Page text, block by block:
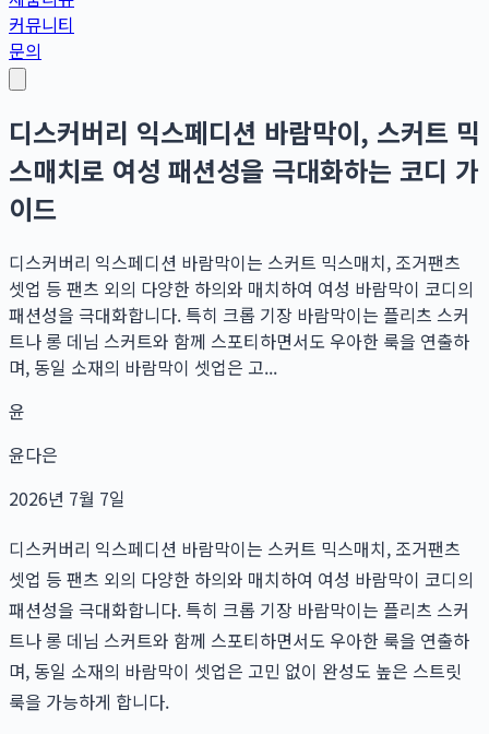
커뮤니티
문의
디스커버리 익스페디션 바람막이, 스커트 믹
스매치로 여성 패션성을 극대화하는 코디 가
이드
디스커버리 익스페디션 바람막이는 스커트 믹스매치, 조거팬츠
셋업 등 팬츠 외의 다양한 하의와 매치하여 여성 바람막이 코디의
패션성을 극대화합니다. 특히 크롭 기장 바람막이는 플리츠 스커
트나 롱 데님 스커트와 함께 스포티하면서도 우아한 룩을 연출하
며, 동일 소재의 바람막이 셋업은 고...
윤
윤다은
2026년 7월 7일
디스커버리 익스페디션 바람막이는 스커트 믹스매치, 조거팬츠
셋업 등 팬츠 외의 다양한 하의와 매치하여 여성 바람막이 코디의
패션성을 극대화합니다. 특히 크롭 기장 바람막이는 플리츠 스커
트나 롱 데님 스커트와 함께 스포티하면서도 우아한 룩을 연출하
며, 동일 소재의 바람막이 셋업은 고민 없이 완성도 높은 스트릿
룩을 가능하게 합니다.